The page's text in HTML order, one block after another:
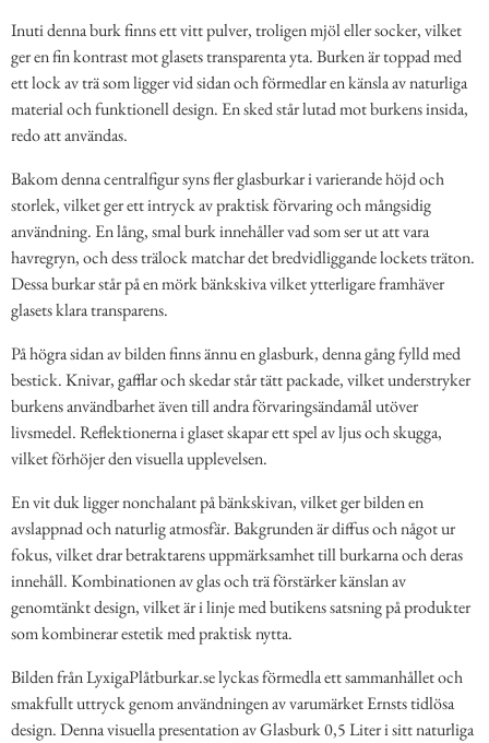
Inuti denna burk finns ett vitt pulver, troligen mjöl eller socker, vilket
ger en fin kontrast mot glasets transparenta yta. Burken är toppad med
ett lock av trä som ligger vid sidan och förmedlar en känsla av naturliga
material och funktionell design. En sked står lutad mot burkens insida,
redo att användas.
Bakom denna centralfigur syns fler glasburkar i varierande höjd och
storlek, vilket ger ett intryck av praktisk förvaring och mångsidig
användning. En lång, smal burk innehåller vad som ser ut att vara
havregryn, och dess trälock matchar det bredvidliggande lockets träton.
Dessa burkar står på en mörk bänkskiva vilket ytterligare framhäver
glasets klara transparens.
På högra sidan av bilden finns ännu en glasburk, denna gång fylld med
bestick. Knivar, gafflar och skedar står tätt packade, vilket understryker
burkens användbarhet även till andra förvaringsändamål utöver
livsmedel. Reflektionerna i glaset skapar ett spel av ljus och skugga,
vilket förhöjer den visuella upplevelsen.
En vit duk ligger nonchalant på bänkskivan, vilket ger bilden en
avslappnad och naturlig atmosfär. Bakgrunden är diffus och något ur
fokus, vilket drar betraktarens uppmärksamhet till burkarna och deras
innehåll. Kombinationen av glas och trä förstärker känslan av
genomtänkt design, vilket är i linje med butikens satsning på produkter
som kombinerar estetik med praktisk nytta.
Bilden från LyxigaPlåtburkar.se lyckas förmedla ett sammanhållet och
smakfullt uttryck genom användningen av varumärket Ernsts tidlösa
design. Denna visuella presentation av Glasburk 0,5 Liter i sitt naturliga